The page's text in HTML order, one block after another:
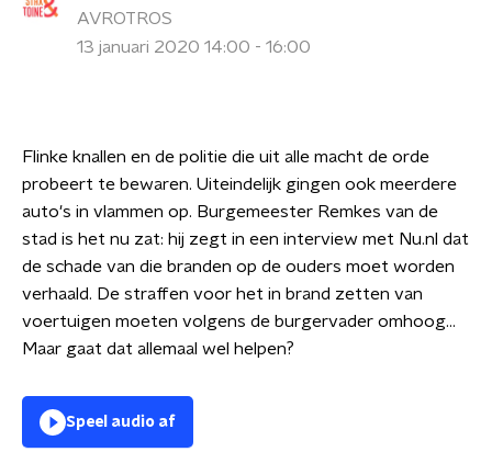
AVROTROS
13 januari 2020 14:00 - 16:00
Flinke knallen en de politie die uit alle macht de orde
probeert te bewaren. Uiteindelijk gingen ook meerdere
auto's in vlammen op. Burgemeester Remkes van de
stad is het nu zat: hij zegt in een interview met Nu.nl dat
de schade van die branden op de ouders moet worden
verhaald. De straffen voor het in brand zetten van
voertuigen moeten volgens de burgervader omhoog...
Maar gaat dat allemaal wel helpen?
Speel audio af